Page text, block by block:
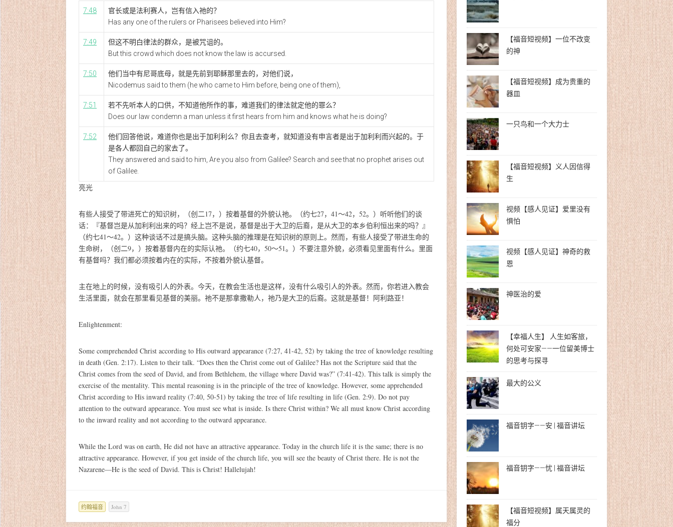
7:48
官长或是法利赛人，岂有信入祂的？
Has any one of the rulers or Pharisees believed into Him?
7:49
但这不明白律法的群众，是被咒诅的。
But this crowd which does not know the law is accursed.
7:50
他们当中有尼哥底母，就是先前到耶稣那里去的，对他们说，
Nicodemus said to them (he who came to Him before, being one of them),
7:51
若不先听本人的口供，不知道他所作的事，难道我们的律法就定他的罪么？
Does our law condemn a man unless it first hears from him and knows what he is doing?
7:52
他们回答他说，难道你也是出于加利利么？你且去查考，就知道没有申言者是出于加利利而兴起的。于
是各人都回自己的家去了。
They answered and said to him, Are you also from Galilee? Search and see that no prophet arises out
of Galilee.
亮光
有些人接受了带进死亡的知识树， （创二17，） 按着基督的外貌认祂。 （约七27，41～42，52。） 听听他们的谈
话：『基督岂是从加利利出来的吗？经上岂不是说，基督是出于大卫的后裔，是从大卫的本乡伯利恒出来的吗？』
（约七41～42。） 这种谈话不过是搞头脑。这种头脑的推理是在知识树的原则上。然而，有些人接受了带进生命的
生命树，
（创二9，） 按着基督内在的实际认祂。 （约七40，50～51。） 不要注意外貌，必须看见里面有什么。里面
有基督吗？我们都必须按着内在的实际，不按着外貌认基督。
主在地上的时候，没有吸引人的外表。今天，在教会生活也是这样，没有什么吸引人的外表。然而，你若进入教会
生活里面，就会在那里看见基督的美丽。祂不是那拿撒勒人，祂乃是大卫的后裔。这就是基督！阿利路亚！
Enlightenment:
Some comprehended Christ according to His outward appearance (7:27, 41-42, 52) by taking the tree of knowledge resulting
in death (Gen. 2:17). Listen to their talk. “Does then the Christ come out of Galilee? Has not the Scripture said that the
Christ comes from the seed of David, and from Bethlehem, the village where David was?” (7:41-42). This talk is simply the
exercise of the mentality. This mental reasoning is in the principle of the tree of knowledge. However, some apprehended
Christ according to His inward reality (7:40, 50-51) by taking the tree of life resulting in life (Gen. 2:9). Do not pay
attention to the outward appearance. You must see what is inside. Is there Christ within? We all must know Christ according
to the inward reality and not according to the outward appearance.
While the Lord was on earth, He did not have an attractive appearance. Today in the church life it is the same; there is no
attractive appearance. However, if you get inside of the church life, you will see the beauty of Christ there. He is not the
Nazarene—He is the seed of David. This is Christ! Hallelujah!
约翰福音 John 7
【福音短视频】一位不改变
的神
【福音短视频】成为贵重的
器皿
一只鸟和一个大力士
【福音短视频】义人因信得
生
视频【感人见证】爱里没有
惧怕
视频【感人见证】神奇的救
恩
神医治的爱
【幸福人生】 人生如客旅，
何处可安家——一位留美博士
的思考与探寻
最大的公义
福音钥字——安 | 福音讲坛
福音钥字——忧 | 福音讲坛
【福音短视频】属天属灵的
福分